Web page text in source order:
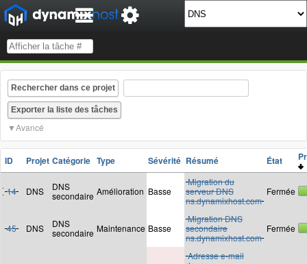
Rechercher dans ce projet
Avancé
ID Projet Catégorie Type Sévérité Résumé État
14 DNS
DNS
secondaire Amélioration Basse
Migration du
serveur DNS
ns.dynamixhost.com
Fermée
45 DNS
DNS
secondaire Maintenance Basse
Migration DNS
secondaire
ns.dynamixhost.com
Fermée
Adresse e-mail